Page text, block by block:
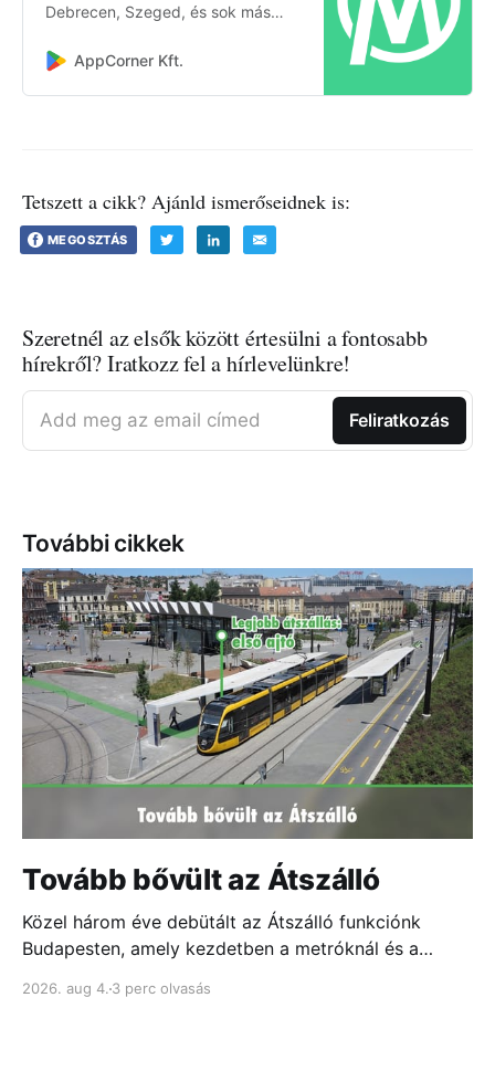
Debrecen, Szeged, és sok más
AppCorner Kft.
Tetszett a cikk? Ajánld ismerőseidnek is:
MEGOSZTÁS
Szeretnél az elsők között értesülni a fontosabb
hírekről? Iratkozz fel a hírlevelünkre!
Add meg az email címed Feliratkozás
További cikkek
Tovább bővült az Átszálló
Közel három éve debütált az Átszálló funkciónk
Budapesten, amely kezdetben a metróknál és a
ajtóhoz állj a leggyorsabb átszállás érdekében...
2026. aug 4. 3 perc olvasás